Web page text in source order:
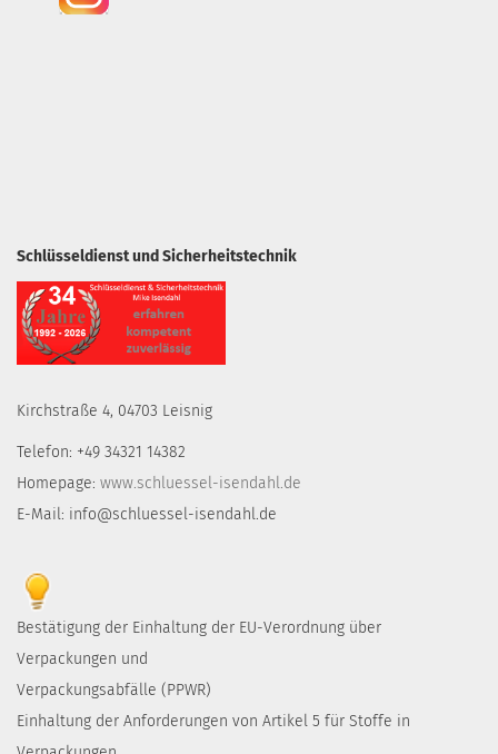
Schlüsseldienst und Sicherheitstechnik
Kirchstraße 4, 04703 Leisnig
Telefon: +49 34321 14382
Homepage: www.schluessel-isendahl.de
E-Mail: info@schluessel-isendahl.de
Bestätigung der Einhaltung der EU-Verordnung über
Verpackungen und
Verpackungsabfälle (PPWR)
Einhaltung der Anforderungen von Artikel 5 für Stoffe in